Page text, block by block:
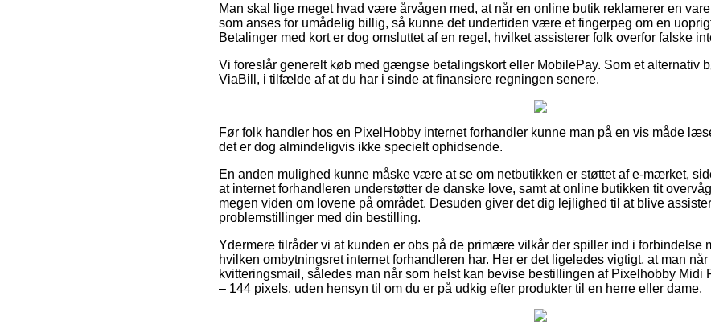
Man skal lige meget hvad være årvågen med, at når en online butik reklamerer en
som anses for umådelig billig, så kunne det undertiden være et fingerpeg om en
Betalinger med kort er dog omsluttet af en regel, hvilket assisterer folk overfor falske
Vi foreslår generelt køb med gængse betalingskort eller MobilePay. Som et alternativ
ViaBill, i tilfælde af at du har i sinde at finansiere regningen senere.
Før folk handler hos en PixelHobby internet forhandler kunne man på en vis måde
det er dog almindeligvis ikke specielt ophidsende.
En anden mulighed kunne måske være at se om netbutikken er støttet af e-mærket,
at internet forhandleren understøtter de danske love, samt at online butikken tit
megen viden om lovene på området. Desuden giver det dig lejlighed til at blive
problemstillinger med din bestilling.
Ydermere tilråder vi at kunden er obs på de primære vilkår der spiller ind i forbindelse
hvilken ombytningsret internet forhandleren har. Her er det ligeledes vigtigt, at man
kvitteringsmail, således man når som helst kan bevise bestillingen af Pixelhobby Midi
– 144 pixels, uden hensyn til om du er på udkig efter produkter til en herre eller dame.